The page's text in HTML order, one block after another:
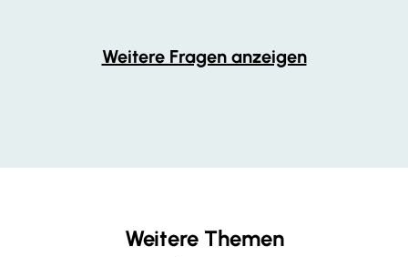
Weitere Fragen anzeigen
Weitere Themen